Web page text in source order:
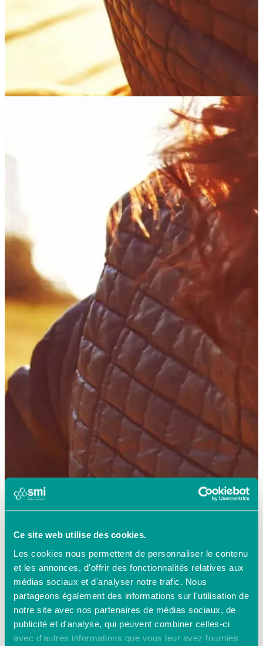
Ce site web utilise des cookies.
Les cookies nous permettent de personnaliser le contenu
et les annonces, d'offrir des fonctionnalités relatives aux
médias sociaux et d'analyser notre trafic. Nous
partageons également des informations sur l'utilisation de
notre site avec nos partenaires de médias sociaux, de
publicité et d'analyse, qui peuvent combiner celles-ci
avec d'autres informations que vous leur avez fournies